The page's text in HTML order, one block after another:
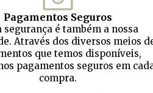
Pagamentos Seguros
segurança é também a nossa
Através dos diversos meios
que temos disponíveis,
pagamentos seguros em
compra.